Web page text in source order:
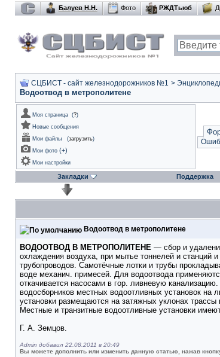
Балуев Н.Н. Фото РЖДТьюб
СЦБИСТ - сайт железнодорожников №1 >
Водоотвод в метрополитене
Моя страница (?)
Новые сообщения
Мои файлы
(загрузить)
Мои фото (+)
Мои настройки
Закладки Поддержка
Водоотвод в метрополитене
ВОДООТВОД В МЕТРОПОЛИТЕНЕ — сбор и
охлаждения воздуха, при мытье тоннелей и станций
трубопроводов. Самотёчные лотки и трубы
воде механич. примесей. Для водоотвода
откачивается насосами в гор. ливневую
водосборников местных водоотливных установок на
установки размещаются на затяжных уклонах
Местные и транзитные водоотливные установки
Г. А. Земцов.
Admin добавил 22.08.2011 в 20:49
Вы можете дополнить или изменить данную статью, нажав